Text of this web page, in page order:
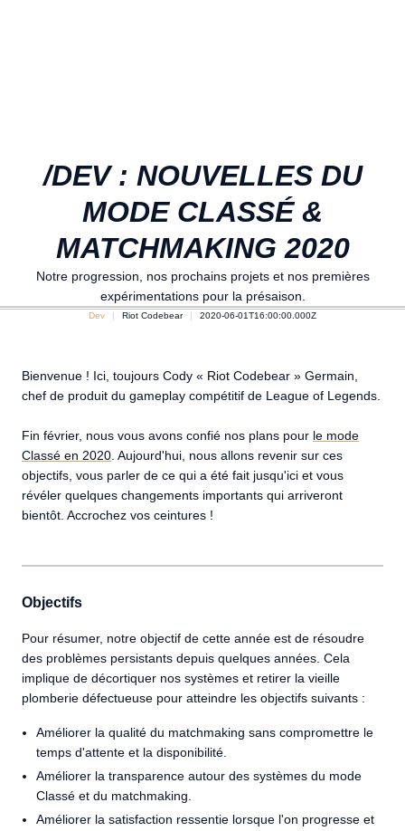
/DEV : NOUVELLES DU
MODE CLASSÉ &
MATCHMAKING 2020
Notre progression, nos prochains projets et nos premières
expérimentations pour la présaison.
Dev Riot Codebear 2020-06-01T16:00:00.000Z
Bienvenue ! Ici, toujours Cody « Riot Codebear » Germain,
chef de produit du gameplay compétitif de League of Legends.
Fin février, nous vous avons confié nos plans pour le mode
Classé en 2020 . Aujourd'hui, nous allons revenir sur ces
objectifs, vous parler de ce qui a été fait jusqu'ici et vous
révéler quelques changements importants qui arriveront
bientôt. Accrochez vos ceintures !
Objectifs
Pour résumer, notre objectif de cette année est de résoudre
des problèmes persistants depuis quelques années. Cela
implique de décortiquer nos systèmes et retirer la vieille
plomberie défectueuse pour atteindre les objectifs suivants :
Améliorer la qualité du matchmaking sans compromettre le
temps d'attente et la disponibilité.
Améliorer la transparence autour des systèmes du mode
Classé et du matchmaking.
Améliorer la satisfaction ressentie lorsque l'on progresse et